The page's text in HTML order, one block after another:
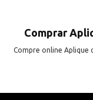
Comprar
Compre online Aplique